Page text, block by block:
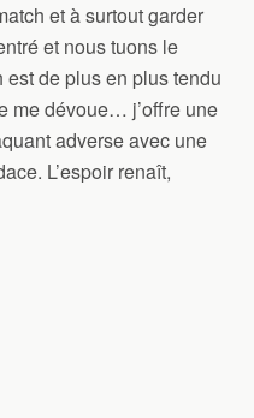
et à surtout garder
et nous tuons le
est de plus en plus tendu
me dévoue… j’offre une
adverse avec une
L’espoir renaît,